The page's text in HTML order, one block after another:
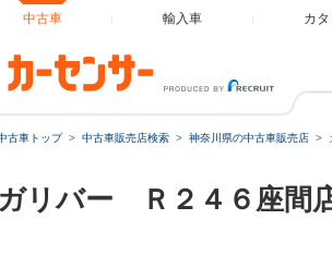
中古車 輸入車 カ
古車トップ 中古車販売店検索 神奈川県の中古車販売店
ガリバー Ｒ２４６座間